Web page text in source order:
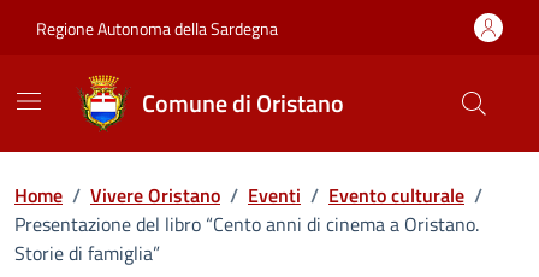
Regione Autonoma della Sardegna
Comune di Oristano
Home / Vivere Oristano / Eventi / Evento culturale /
Presentazione del libro “Cento anni di cinema a Oristano.
Storie di famiglia”